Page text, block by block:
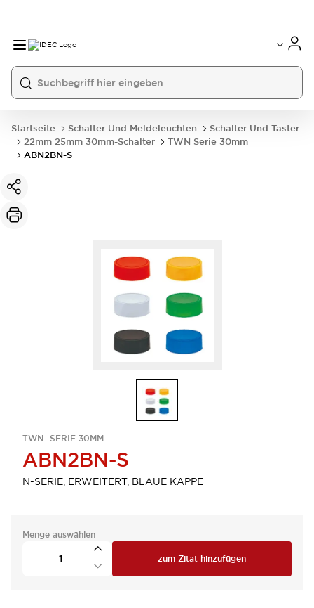
Startseite Schalter Und Meldeleuchten
Schalter Und Taster
22mm 25mm 30mm-Schalter
TWN Serie 30mm
ABN2BN-S
TWN -SERIE 30MM
ABN2BN-S
N-SERIE, ERWEITERT, BLAUE KAPPE
Menge auswählen
zum Zitat hinzufügen